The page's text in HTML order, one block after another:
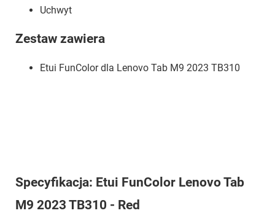
Uchwyt
Zestaw zawiera
Etui FunColor dla Lenovo Tab M9 2023 TB310
Specyfikacja: Etui FunColor Lenovo Tab
M9 2023 TB310 - Red